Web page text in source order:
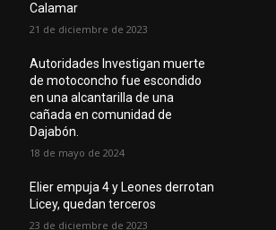
Calamar
21 de diciembre de 2023
Autoridades Investigan muerte
de motoconcho fue escondido
en una alcantarilla de una
cañada en comunidad de
Dajabón.
18 de mayo de 2024
Elier empuja 4 y Leones derrotan
Licey, quedan terceros
23 de diciembre de 2023